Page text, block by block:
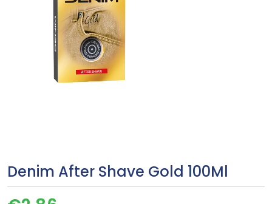
Denim After Shave Gold 100Ml